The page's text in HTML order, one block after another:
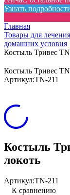
Узнать
Главная
Товары для
домашних условия
Костыль Тривес
Костыль Тривес
Артикул:TN-211
Костыль
локоть
Артикул:TN-211
К сравнению